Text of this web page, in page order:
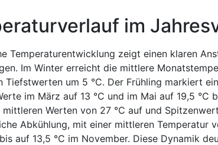
im
Temperaturentwicklung zeigt einen klaren
Im Winter erreicht die mittlere
Tiefstwerten um 5 °C. Der Frühling markiert
im März auf 13 °C und im Mai auf 19,5
mittleren Werten von 27 °C auf und
Abkühlung, mit einer mittleren Temperatur
auf 13,5 °C im November. Diese Dynamik